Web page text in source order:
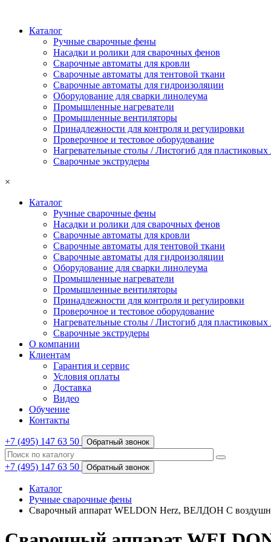
Каталог
Ручные сварочные фены
Насадки и ролики для сварочных фенов
Сварочные автоматы для кровли
Сварочные автоматы для тентовой ткани
Сварочные автоматы для гидроизоляции
Оборудование для сварки линолеума
Промышленные нагреватели
Промышленные вентиляторы
Принадлежности для контроля и регулировки
Проверочное и тестовое оборудование
Нагревательные столы / Листогиб для пластиковых
Сварочные экструдеры
×
Каталог
Ручные сварочные фены
Насадки и ролики для сварочных фенов
Сварочные автоматы для кровли
Сварочные автоматы для тентовой ткани
Сварочные автоматы для гидроизоляции
Оборудование для сварки линолеума
Промышленные нагреватели
Промышленные вентиляторы
Принадлежности для контроля и регулировки
Проверочное и тестовое оборудование
Нагревательные столы / Листогиб для пластиковых
Сварочные экструдеры
О компании
Клиентам
Гарантия и сервис
Условия оплаты
Доставка
Видео
Обучение
Контакты
+7 (495) 147 63 50 Обратный звонок
+7 (495) 147 63 50 Обратный звонок
Каталог
Ручные сварочные фены
Сварочный аппарат WELDON Herz, ВЕЛДОН С